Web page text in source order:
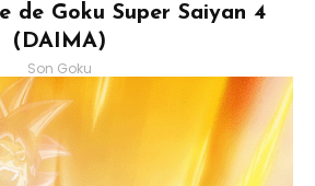
de Goku Super Saiyan 4
(DAIMA)
Son Goku